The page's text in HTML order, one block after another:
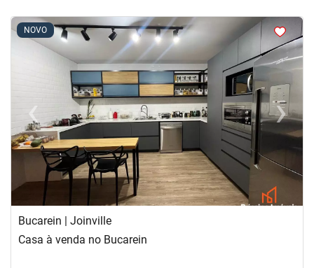
NOVO
< <<<
‹Previous ›Next
Bucarein | Joinville
Casa à venda no Bucarein